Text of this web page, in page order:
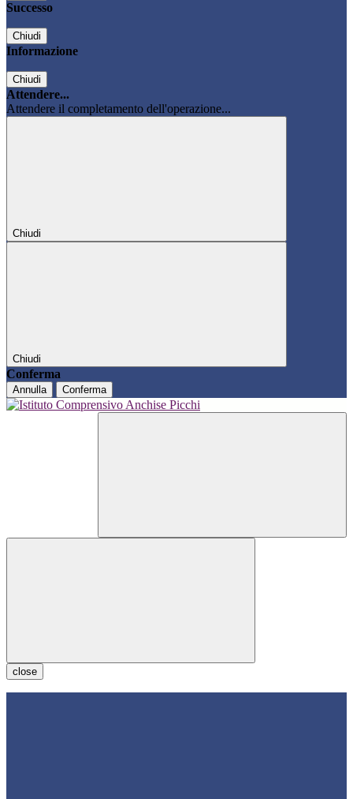
Successo
Chiudi
Informazione
Chiudi
Attendere...
Attendere il completamento dell'operazione...
Chiudi
Chiudi
Conferma
Annulla Conferma
close